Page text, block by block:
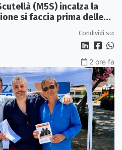
(M5S) incalza la
si faccia prima delle
Condividi su:
2 ore fa